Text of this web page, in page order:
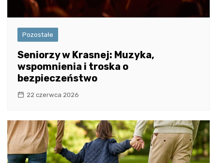
Pozostałe
Seniorzy w Krasnej: Muzyka,
wspomnienia i troska o
bezpieczeństwo
22 czerwca 2026